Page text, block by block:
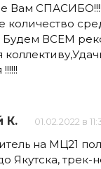
Вам
количество
Будем ВСЕМ
К. 01.02.2022 в
на МЦ21
Якутска, трек-